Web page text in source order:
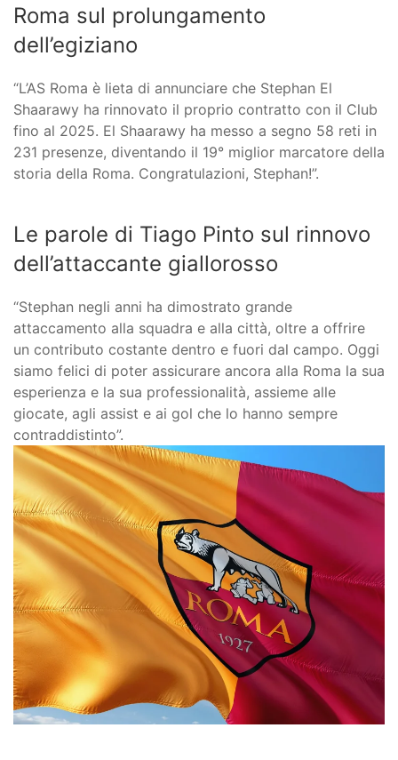
Roma sul prolungamento
dell’egiziano
“L’AS Roma è lieta di annunciare che Stephan El
Shaarawy ha rinnovato il proprio contratto con il Club
fino al 2025. El Shaarawy ha messo a segno 58 reti in
231 presenze, diventando il 19° miglior marcatore della
storia della Roma. Congratulazioni, Stephan!”.
Le parole di Tiago Pinto sul rinnovo
dell’attaccante giallorosso
“Stephan negli anni ha dimostrato grande
attaccamento alla squadra e alla città, oltre a offrire
un contributo costante dentro e fuori dal campo. Oggi
siamo felici di poter assicurare ancora alla Roma la sua
esperienza e la sua professionalità, assieme alle
giocate, agli assist e ai gol che lo hanno sempre
contraddistinto”.